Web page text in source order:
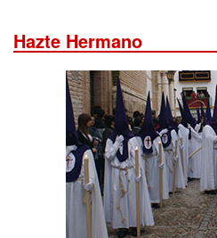
Hazte Hermano